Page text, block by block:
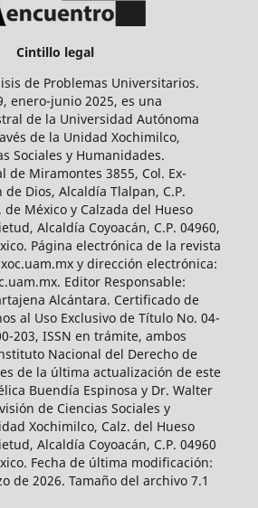
Cintillo legal
de Problemas Universitarios.
enero-junio 2025, es una
de la Universidad Autónoma
de la Unidad Xochimilco,
Sociales y Humanidades.
de Miramontes 3855, Col. Ex-
de Dios, Alcaldía Tlalpan, C.P.
de México y Calzada del Hueso
Alcaldía Coyoacán, C.P. 04960,
Página electrónica de la revista
y dirección electrónica:
Editor Responsable:
Alcántara. Certificado de
al Uso Exclusivo de Título No. 04-
203, ISSN en trámite, ambos
Nacional del Derecho de
de la última actualización de este
Buendía Espinosa y Dr. Walter
de Ciencias Sociales y
Xochimilco, Calz. del Hueso
Alcaldía Coyoacán, C.P. 04960
Fecha de última modificación:
de 2026. Tamaño del archivo 7.1